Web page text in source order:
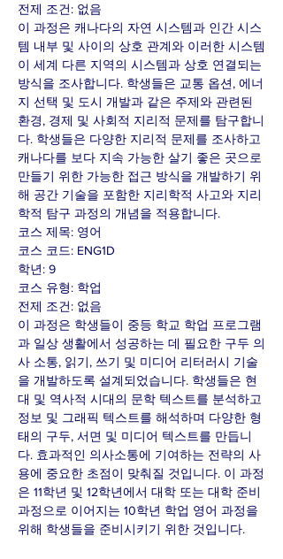
전제 조건: 없음
이 과정은 캐나다의 자연 시스템과 인간 시스
템 내부 및 사이의 상호 관계와 이러한 시스템
이 세계 다른 지역의 시스템과 상호 연결되는
방식을 조사합니다. 학생들은 교통 옵션, 에너
지 선택 및 도시 개발과 같은 주제와 관련된
환경, 경제 및 사회적 지리적 문제를 탐구합니
다. 학생들은 다양한 지리적 문제를 조사하고
캐나다를 보다 지속 가능한 살기 좋은 곳으로
만들기 위한 가능한 접근 방식을 개발하기 위
해 공간 기술을 포함한 지리학적 사고와 지리
학적 탐구 과정의 개념을 적용합니다.
코스 제목: 영어
코스 코드: ENG1D
학년: 9
코스 유형: 학업
전제 조건: 없음
이 과정은 학생들이 중등 학교 학업 프로그램
과 일상 생활에서 성공하는 데 필요한 구두 의
사 소통, 읽기, 쓰기 및 미디어 리터러시 기술
을 개발하도록 설계되었습니다. 학생들은 현
대 및 역사적 시대의 문학 텍스트를 분석하고
정보 및 그래픽 텍스트를 해석하며 다양한 형
태의 구두, 서면 및 미디어 텍스트를 만듭니
다. 효과적인 의사소통에 기여하는 전략의 사
용에 중요한 초점이 맞춰질 것입니다. 이 과정
은 11학년 및 12학년에서 대학 또는 대학 준비
과정으로 이어지는 10학년 학업 영어 과정을
위해 학생들을 준비시키기 위한 것입니다.